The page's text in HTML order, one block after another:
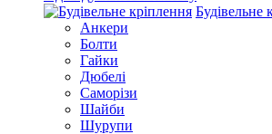
Будівельне
Анкери
Болти
Гайки
Дюбелі
Саморізи
Шайби
Шурупи